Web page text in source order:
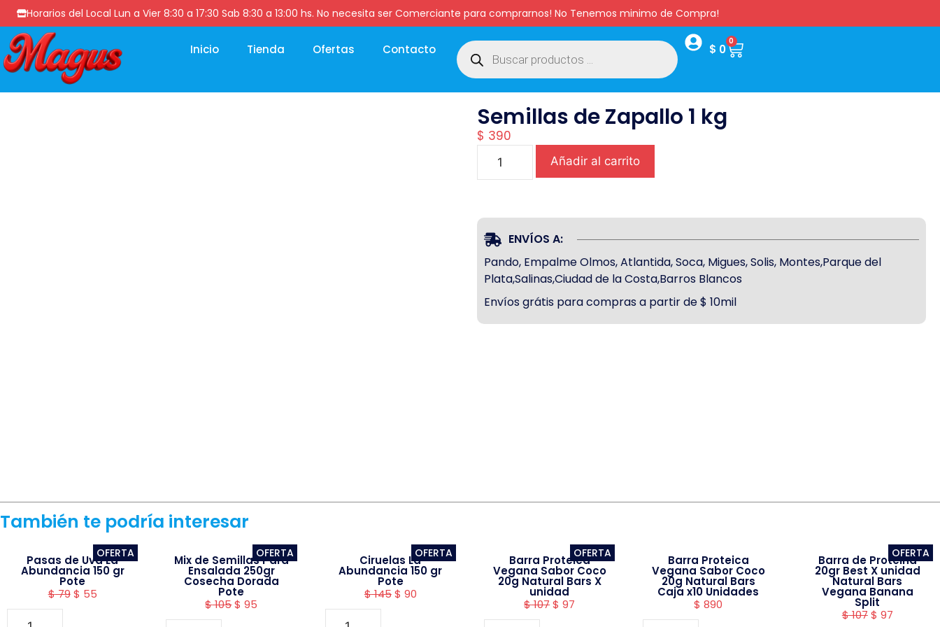
Horarios del Local Lun a Vier 8:30 a 17:30 Sab 8:30 a 13:00 hs. No necesita ser Comerciante para comprarnos! No Tenemos minimo de Compra!
Inicio Tienda Ofertas Contacto $ 0
0
Semillas de Zapallo 1 kg
$ 390
Añadir al carrito
ENVÍOS A:
Pando, Empalme Olmos, Atlantida, Soca, Migues, Solis, Montes,Parque del
Plata,Salinas,Ciudad de la Costa,Barros Blancos
Envíos grátis para compras a partir de $ 10mil
También te podría interesar
OFERTA
Pasas de Uva La
Abundancia 150 gr
Pote
$79 $ 55
OFERTA
Mix de Semillas Para
Ensalada 250gr
Cosecha Dorada
Pote
$105$ 95
OFERTA
Ciruelas La
Abundancia 150 gr
Pote
$145$ 90
OFERTA
Barra Proteica
Vegana Sabor Coco
20g Natural Bars X
unidad
$107$ 97
Barra Proteica
Vegana Sabor Coco
20g Natural Bars
Caja x10 Unidades
$ 890
OFERTA
Barra de Proteina
20gr Best X unidad
Natural Bars
Vegana Banana
Split
$107 $ 97